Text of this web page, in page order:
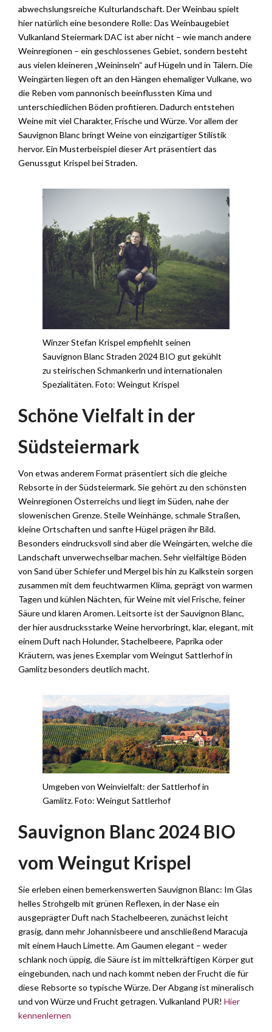
abwechslungsreiche Kulturlandschaft. Der Weinbau spielt
hier natürlich eine besondere Rolle: Das Weinbaugebiet
Vulkanland Steiermark DAC ist aber nicht – wie manch andere
Weinregionen – ein geschlossenes Gebiet, sondern besteht
aus vielen kleineren „Weininseln“ auf Hügeln und in Tälern. Die
Weingärten liegen oft an den Hängen ehemaliger Vulkane, wo
die Reben vom pannonisch beeinflussten Kima und
unterschiedlichen Böden profitieren. Dadurch entstehen
Weine mit viel Charakter, Frische und Würze. Vor allem der
Sauvignon Blanc bringt Weine von einzigartiger Stilistik
hervor. Ein Musterbeispiel dieser Art präsentiert das
Genussgut Krispel bei Straden.
Winzer Stefan Krispel empfiehlt seinen
Sauvignon Blanc Straden 2024 BIO gut gekühlt
zu steirischen Schmankerln und internationalen
Spezialitäten. Foto: Weingut Krispel
Schöne Vielfalt in der
Südsteiermark
Von etwas anderem Format präsentiert sich die gleiche
Rebsorte in der Südsteiermark. Sie gehört zu den schönsten
Weinregionen Österreichs und liegt im Süden, nahe der
slowenischen Grenze. Steile Weinhänge, schmale Straßen,
kleine Ortschaften und sanfte Hügel prägen ihr Bild.
Besonders eindrucksvoll sind aber die Weingärten, welche die
Landschaft unverwechselbar machen. Sehr vielfältige Böden
von Sand über Schiefer und Mergel bis hin zu Kalkstein sorgen
zusammen mit dem feuchtwarmen Klima, geprägt von warmen
Tagen und kühlen Nächten, für Weine mit viel Frische, feiner
Säure und klaren Aromen. Leitsorte ist der Sauvignon Blanc,
der hier ausdrucksstarke Weine hervorbringt, klar, elegant, mit
einem Duft nach Holunder, Stachelbeere, Paprika oder
Kräutern, was jenes Exemplar vom Weingut Sattlerhof in
Gamlitz besonders deutlich macht.
Umgeben von Weinvielfalt: der Sattlerhof in
Gamlitz. Foto: Weingut Sattlerhof
Sauvignon Blanc 2024 BIO
vom Weingut Krispel
Sie erleben einen bemerkenswerten Sauvignon Blanc: Im Glas
helles Strohgelb mit grünen Reflexen, in der Nase ein
ausgeprägter Duft nach Stachelbeeren, zunächst leicht
grasig, dann mehr Johannisbeere und anschließend Maracuja
mit einem Hauch Limette. Am Gaumen elegant – weder
schlank noch üppig, die Säure ist im mittelkräftigen Körper gut
eingebunden, nach und nach kommt neben der Frucht die für
diese Rebsorte so typische Würze. Der Abgang ist mineralisch
und von Würze und Frucht getragen. Vulkanland PUR! Hier
kennenlernen